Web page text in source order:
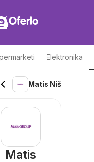
Oferlo
Elektronika
Matis Niš
Matis